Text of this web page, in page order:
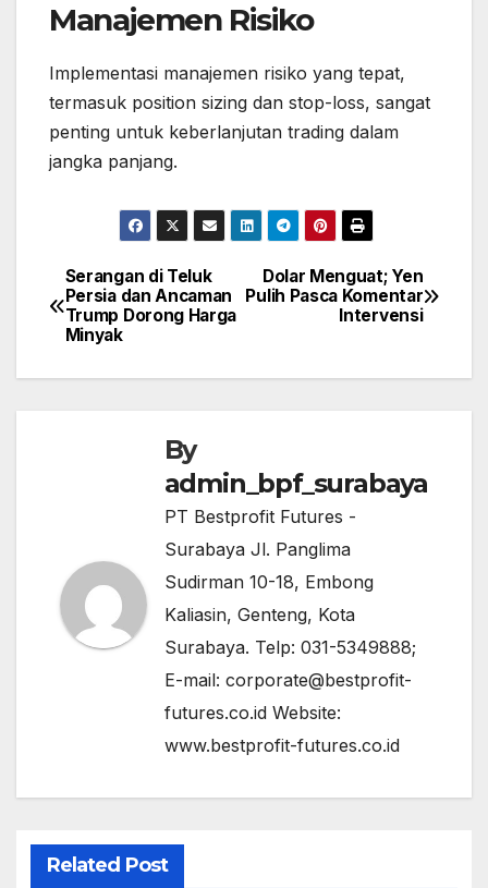
Manajemen Risiko
Implementasi manajemen risiko yang tepat,
termasuk position sizing dan stop-loss, sangat
penting untuk keberlanjutan trading dalam
jangka panjang.
Post
navigation
Dolar Menguat; Yen
Pulih Pasca Komentar
Intervensi
Serangan di Teluk
Persia dan Ancaman
Trump Dorong Harga
Minyak
By
admin_bpf_surabaya
PT Bestprofit Futures -
Surabaya Jl. Panglima
Sudirman 10-18, Embong
Kaliasin, Genteng, Kota
Surabaya. Telp: 031-5349888;
E-mail: corporate@bestprofit-
futures.co.id Website:
www.bestprofit-futures.co.id
Related Post